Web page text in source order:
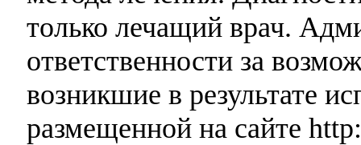
только лечащий врач.
ответственности за
возникшие в результате
размещенной на сайте